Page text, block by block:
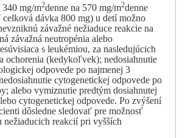
mg/m2denne na 570 mg/m2denne
dávka 800 mg) u detí možno
závažné nežiaduce reakcie na
závažná neutropénia alebo
s leukémiou, za nasledujúcich
ochorenia (kedykoľvek); nedosiahnutie
odpovede po najmenej 3
cytogenetickej odpovede po
alebo vymiznutie predtým dosiahnutej
cytogenetickej odpovede. Po zvýšení
dôsledne sledovať pre možnosť
nežiaducich reakcií pri vyšších